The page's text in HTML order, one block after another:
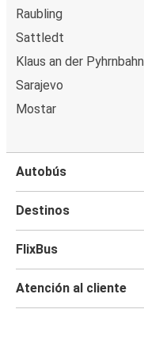
Raubling
Sattledt
Klaus an der Pyhrnbahn
Sarajevo
Mostar
Autobús
Destinos
FlixBus
Atención al cliente